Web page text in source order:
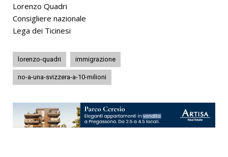
Lorenzo Quadri
Consigliere nazionale
Lega dei Ticinesi
lorenzo-quadri immigrazione
no-a-una-svizzera-a-10-milioni